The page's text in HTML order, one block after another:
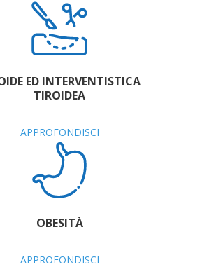
ED INTERVENTISTICA
TIROIDEA
APPROFONDISCI
OBESITÀ
APPROFONDISCI